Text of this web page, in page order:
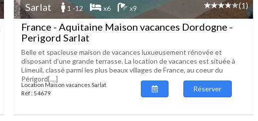
Sarlat 1 -12 x6 x9 (1)
France - Aquitaine Maison vacances Dordogne -
Perigord Sarlat
Belle et spacieuse maison de vacances luxueusement rénovée et
disposant d’une grande terrasse. La location de vacances est située à
Limeuil, classé parmi les plus beaux villages de France, au coeur du
Périgord[....]
Location Maison vacances Sarlat
Réf : 54679
Réserver